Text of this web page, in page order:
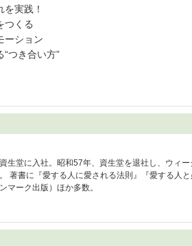
実践！
くる
ション
つき合い方”
生堂に入社。昭和57年、資生堂を退社し、ウィ
著書に『愛する人に愛される法則』『愛する人
マーク出版）ほか多数。